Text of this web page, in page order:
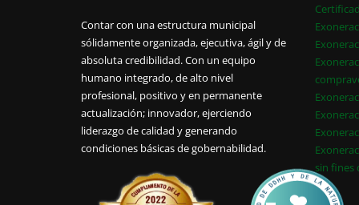
Contar con una estructura municipal
sólidamente organizada, ejecutiva, ágil y de
absoluta credibilidad. Con un equipo
humano integrado, de alto nivel
profesional, positivo y en permanente
actualización; innovador, ejerciendo
liderazgo de calidad y generando
condiciones básicas de gobernabilidad.
sin fines